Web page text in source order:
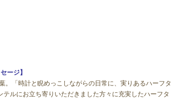
ージ】
「時計と睨めっこしながらの日常に、実りあるハーフタ
ルにお立ち寄りいただきました方々に充実したハーフタ